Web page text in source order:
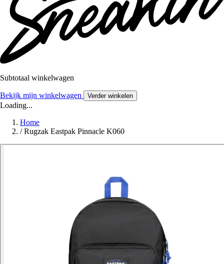
Subtotaal winkelwagen
Bekijk mijn winkelwagen Verder winkelen
Loading...
Home
/ Rugzak Eastpak Pinnacle K060